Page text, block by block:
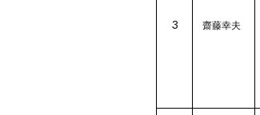
3 齋藤幸夫